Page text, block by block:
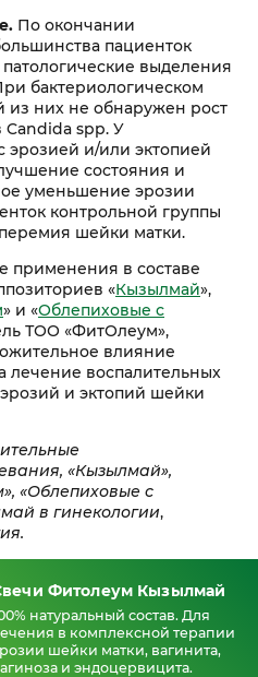
По окончании
пациенток
выделения
бактериологическом
из них не обнаружен рост
spp. У
эрозией и/или эктопией
состояния и
уменьшение эрозии
контрольной группы
шейки матки.
применения в составе
«Кызылмай»,
» и «Облепиховые с
ТОО «ФитОлеум»,
влияние
лечение воспалительных
и эктопий шейки
«Кызылмай»,
«Облепиховые с
в гинекологии,
Фитолеум Кызылмай
натуральный состав. Для
в комплексной терапии
шейки матки, вагинита,
и эндоцервицита.